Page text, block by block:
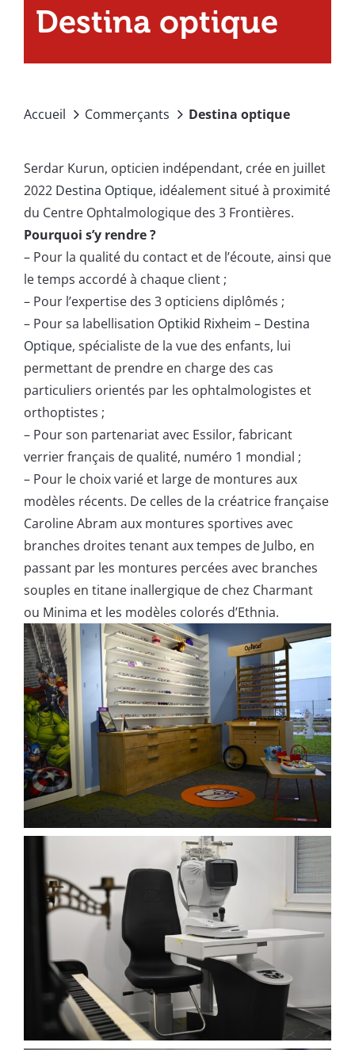
Destina optique
Accueil Commerçants Destina optique
Serdar Kurun, opticien indépendant, crée en juillet
2022 Destina Optique, idéalement situé à proximité
du Centre Ophtalmologique des 3 Frontières.
Pourquoi s’y rendre ?
– Pour la qualité du contact et de l’écoute, ainsi que
le temps accordé à chaque client ;
– Pour l’expertise des 3 opticiens diplômés ;
– Pour sa labellisation Optikid Rixheim – Destina
Optique, spécialiste de la vue des enfants, lui
permettant de prendre en charge des cas
particuliers orientés par les ophtalmologistes et
orthoptistes ;
– Pour son partenariat avec Essilor, fabricant
verrier français de qualité, numéro 1 mondial ;
– Pour le choix varié et large de montures aux
modèles récents. De celles de la créatrice française
Caroline Abram aux montures sportives avec
branches droites tenant aux tempes de Julbo, en
passant par les montures percées avec branches
souples en titane inallergique de chez Charmant
ou Minima et les modèles colorés d’Ethnia.